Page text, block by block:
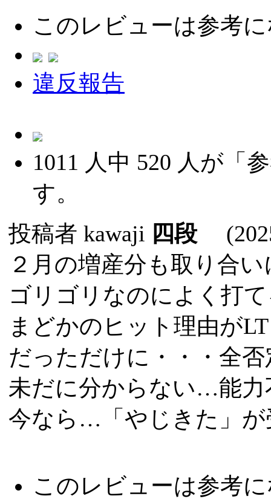
このレビューは参考
違反報告
1011 人中 520 人が「
す。
投稿者 kawaji 四段
２月の増産分も取り合
ゴリゴリなのによく打
まどかのヒット理由が
だっただけに・・・全
未だに分からない…能力
今なら…「やじきた」
このレビューは参考